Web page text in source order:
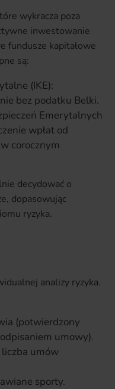
wykracza poza
inwestowanie
fundusze kapitałowe
są:
(IKE):
bez podatku Belki.
Emerytalnych
wpłat od
corocznym
decydować o
dopasowując
ryzyka.
analizy ryzyka.
(potwierdzony
umowy).
umów
sporty.